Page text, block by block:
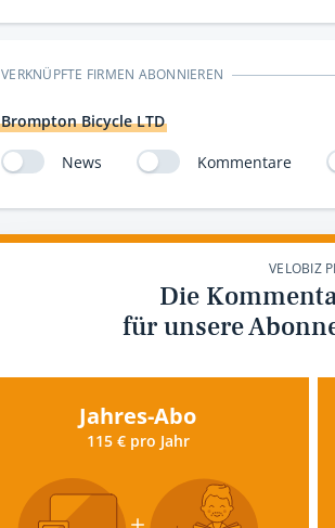
VERKNÜPFTE FIRMEN ABONNIEREN
Brompton Bicycle LTD
News
Kommentare
VELOBIZ
Die
für unsere
Jahres-Abo
115 € pro Jahr